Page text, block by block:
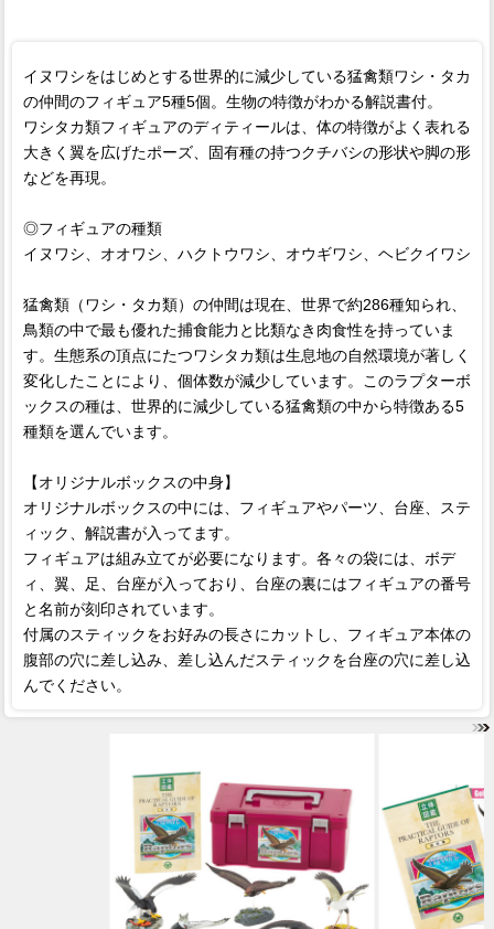
イヌワシをはじめとする世界的に減少している猛禽類ワシ・タカ
の仲間のフィギュア5種5個。生物の特徴がわかる解説書付。
ワシタカ類フィギュアのディティールは、体の特徴がよく表れる
大きく翼を広げたポーズ、固有種の持つクチバシの形状や脚の形
などを再現。
◎フィギュアの種類
イヌワシ、オオワシ、ハクトウワシ、オウギワシ、ヘビクイワシ
猛禽類（ワシ・タカ類）の仲間は現在、世界で約286種知られ、
鳥類の中で最も優れた捕食能力と比類なき肉食性を持っていま
す。生態系の頂点にたつワシタカ類は生息地の自然環境が著しく
変化したことにより、個体数が減少しています。このラプターボ
ックスの種は、世界的に減少している猛禽類の中から特徴ある5
種類を選んでいます。
【オリジナルボックスの中身】
オリジナルボックスの中には、フィギュアやパーツ、台座、ステ
ィック、解説書が入ってます。
フィギュアは組み立てが必要になります。各々の袋には、ボデ
ィ、翼、足、台座が入っており、台座の裏にはフィギュアの番号
と名前が刻印されています。
付属のスティックをお好みの長さにカットし、フィギュア本体の
腹部の穴に差し込み、差し込んだスティックを台座の穴に差し込
んでください。